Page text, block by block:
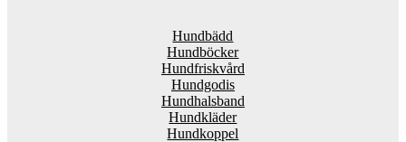
Hundbädd
Hundböcker
Hundfriskvård
Hundgodis
Hundhalsband
Hundkläder
Hundkoppel